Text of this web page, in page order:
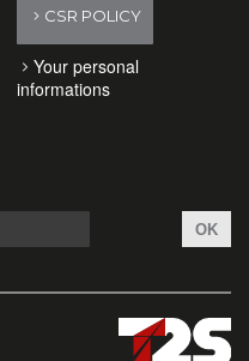
CSR POLICY
Your personal
informations
OK